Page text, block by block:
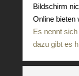
Bildschirm
Online bieten
Es nennt
dazu gibt es